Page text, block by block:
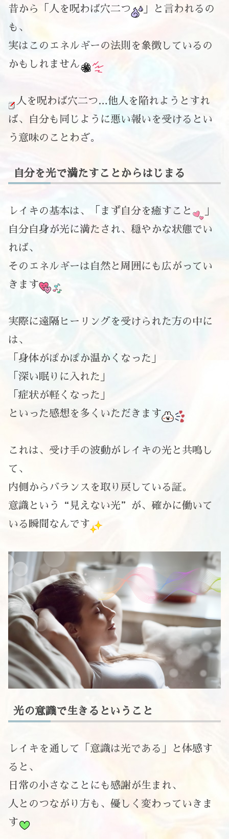
昔から「人を呪わば穴二つ
」と言われるの
も、
実はこのエネルギーの法則を象徴しているの
かもしれません
人を呪わば穴二つ…他人を陥れようとすれ
ば、自分も同じように悪い報いを受けるとい
う意味のことわざ。
自分を光で満たすことからはじまる
レイキの基本は、「まず自分を癒すこと
」
自分自身が光に満たされ、穏やかな状態でい
れば、
そのエネルギーは自然と周囲にも広がってい
きます
実際に遠隔ヒーリングを受けられた方の中に
は、
「身体がぽかぽか温かくなった」
「深い眠りに入れた」
「症状が軽くなった」
といった感想を多くいただきます
これは、受け手の波動がレイキの光と共鳴し
て、
内側からバランスを取り戻している証。
意識という“見えない光”が、確かに働いて
いる瞬間なんです
光の意識で生きるということ
レイキを通して「意識は光である」と体感す
ると、
日常の小さなことにも感謝が生まれ、
人とのつながり方も、優しく変わっていきま
す